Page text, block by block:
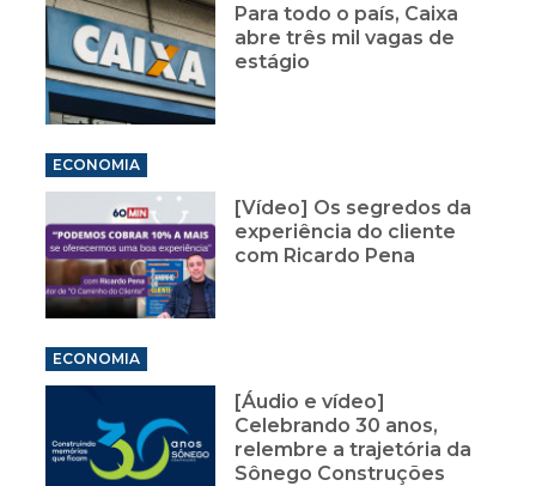
Para todo o país, Caixa
abre três mil vagas de
estágio
ECONOMIA
[Vídeo] Os segredos da
experiência do cliente
com Ricardo Pena
ECONOMIA
[Áudio e vídeo]
Celebrando 30 anos,
relembre a trajetória da
Sônego Construções